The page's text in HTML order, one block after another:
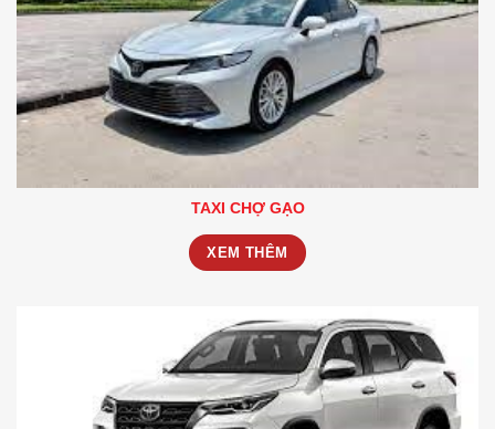
TAXI CHỢ GẠO
XEM THÊM